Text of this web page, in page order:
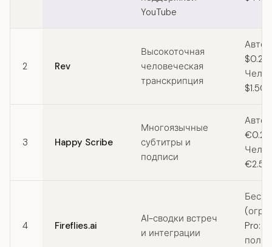
YouTube
2 Rev
Высокоточная
человеческая
транскрипция
3 Happy Scribe
Многоязычные
субтитры и
подписи
4 Fireflies.ai
AI-сводки встреч
и интеграции
Pro: